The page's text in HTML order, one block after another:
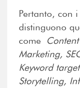
Pertanto, con
distinguono
come
Marketing,
Keyword
Storytelling,